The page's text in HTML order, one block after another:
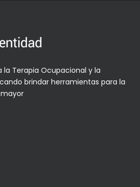
la Terapia Ocupacional y la
brindar herramientas para la